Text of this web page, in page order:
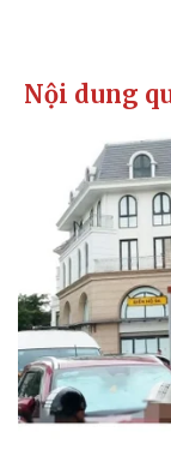
Pháp luật
Vụ án